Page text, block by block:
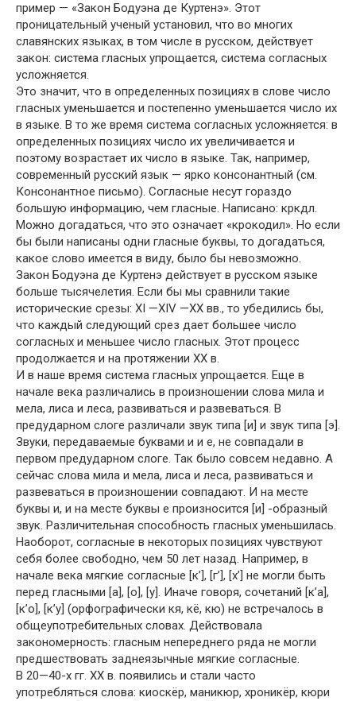
пример — «Закон Бодуэна де Куртенэ». Этот
проницательный ученый установил, что во многих
славянских языках, в том числе в русском, действует
закон: система гласных упрощается, система согласных
усложняется.
Это значит, что в определенных позициях в слове число
гласных уменьшается и постепенно уменьшается число их
в языке. В то же время система согласных усложняется: в
определенных позициях число их увеличивается и
поэтому возрастает их число в языке. Так, например,
современный русский язык — ярко консонантный (см.
Консонантное письмо). Согласные несут гораздо
большую информацию, чем гласные. Написано: кркдл.
Можно догадаться, что это означает «крокодил». Но если
бы были написаны одни гласные буквы, то догадаться,
какое слово имеется в виду, было бы невозможно.
Закон Бодуэна де Куртенэ действует в русском языке
больше тысячелетия. Если бы мы сравнили такие
исторические срезы: XI —XIV —XX вв., то убедились бы,
что каждый следующий срез дает большее число
согласных и меньшее число гласных. Этот процесс
продолжается и на протяжении XX в.
И в наше время система гласных упрощается. Еще в
начале века различались в произношении слова мила и
мела, лиса и леса, развиваться и развеваться. В
предударном слоге различали звук типа [и] и звук типа [э].
Звуки, передаваемые буквами и и е, не совпадали в
первом предударном слоге. Так было совсем недавно. А
сейчас слова мила и мела, лиса и леса, развиваться и
развеваться в произношении совпадают. И на месте
буквы и, и на месте буквы е произносится [и] -образный
звук. Различительная способность гласных уменьшилась.
Наоборот, согласные в некоторых позициях чувствуют
себя более свободно, чем 50 лет назад. Например, в
начале века мягкие согласные [к’], [г’], [х’] не могли быть
перед гласными [а], [о], [у]. Иначе говоря, сочетаний [к’а],
[к’о], [к’у] (орфографически кя, кё, кю) не встречалось в
общеупотребительных словах. Действовала
закономерность: гласным непереднего ряда не могли
предшествовать заднеязычные мягкие согласные.
В 20—40-х гг. XX в. появились и стали часто
употребляться слова: киоскёр, маникюр, хроникёр, кюри